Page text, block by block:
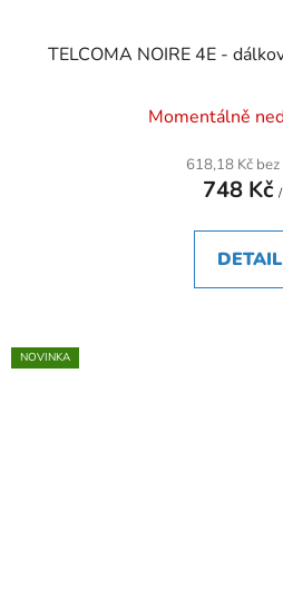
TELCOMA NOIRE 4E -
Momentálně
618,18 Kč bez
748 Kč
DETAIL
NOVINKA